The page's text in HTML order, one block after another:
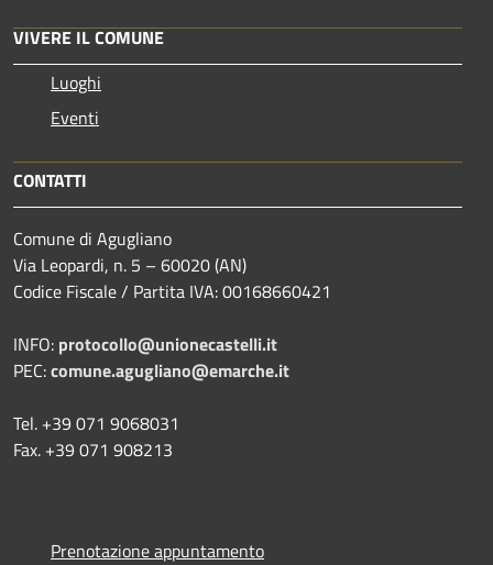
VIVERE IL COMUNE
Luoghi
Eventi
CONTATTI
Comune di Agugliano
Via Leopardi, n. 5 – 60020 (AN)
Codice Fiscale / Partita IVA: 00168660421
INFO: protocollo@unionecastelli.it
PEC:comune.agugliano@emarche.it
Tel. +39 071 9068031
Fax. +39 071 908213
Prenotazione appuntamento